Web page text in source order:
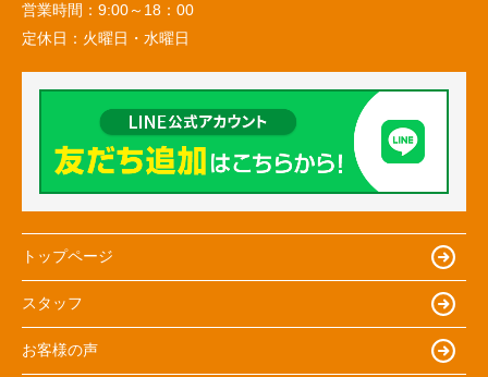
営業時間： 9:00～18：00
定休日： 火曜日・水曜日
トップページ
スタッフ
お客様の声